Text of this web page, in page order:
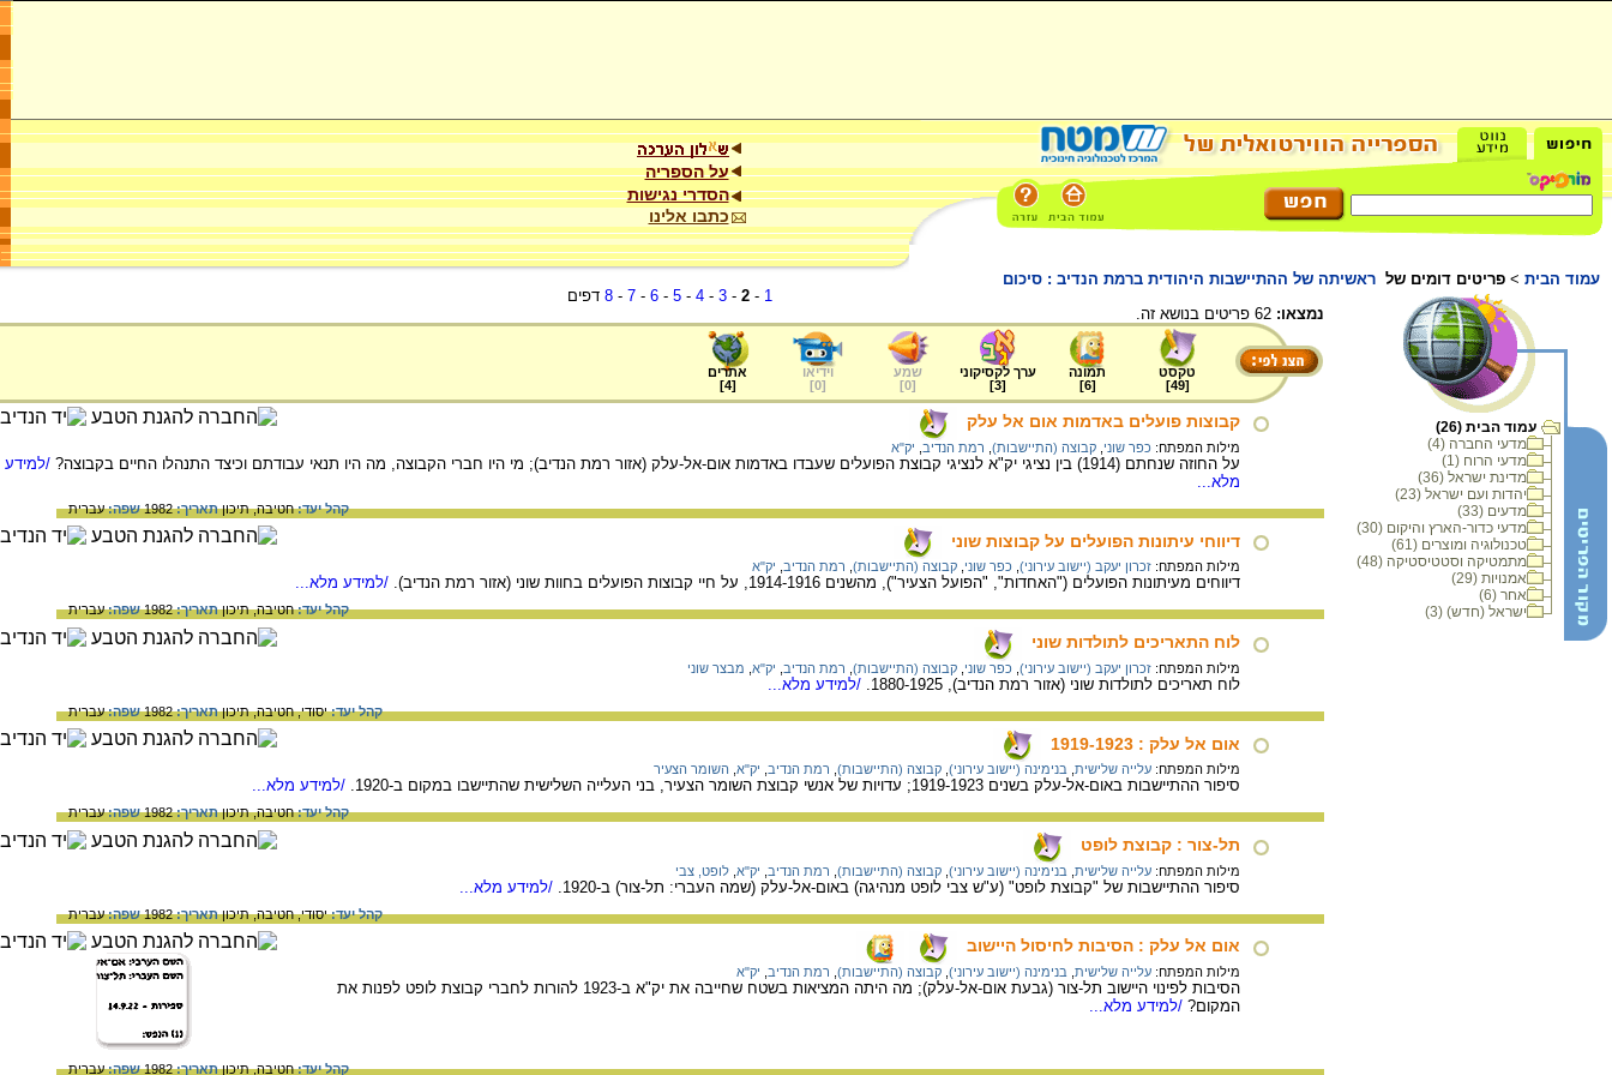
על הספריה
הסדרי נגישות
כתבו אלינו
עמוד הבית > פריטים דומים של ראשיתה של ההתיישבות היהודית ברמת הנדיב : סיכום
עמוד הבית (26)
מדעי החברה (4)
מדעי הרוח (1)
מדינת ישראל (36)
יהדות ועם ישראל (23)
מדעים (33)
מדעי כדור-הארץ והיקום (30)
טכנולוגיה ומוצרים (61)
מתמטיקה וסטטיסטיקה (48)
אמנויות (29)
אחר (6)
ישראל (חדש) (3)
1
-
2
-
3
-
4
-
5
-
6
-
7
-
8 דפים
נמצאו:
טקסט
[
49
]
תמונה
[
6
]
ערך לקסיקוני
[
3
]
שמע
[
0
]
וידיאו
[
0
]
אתרים
[
4
]
קבוצות פועלים באדמות אום אל עלק
מילות המפתח: כפר שוני קבוצה (התיישבות) רמת הנדיב יק"א
על החוזה שנחתם (1914) בין נציגי יק"א לנציגי קבוצת הפועלים שעבדו באדמות אום-אל-עלק (אזור רמת הנדיב); מי היו חברי הקבוצה, מה היו תנאי עבודתם וכיצד התנהלו החיים בקבוצה?
/למידע
מלא...
קהל יעד:חטיבה,תיכוןתאריך:1982 שפה:עברית
דיווחי עיתונות הפועלים על קבוצות שוני
מילות המפתח: זכרון יעקב (יישוב עירוני) כפר שוני קבוצה (התיישבות) רמת הנדיב יק"א
דיווחים מעיתונות הפועלים ("האחדות", "הפועל הצעיר"), מהשנים 1914-1916, על חיי קבוצות הפועלים בחוות שוני (אזור רמת הנדיב). /למידע מלא...
קהל יעד:חטיבה,תיכוןתאריך:1982 שפה:עברית
לוח התאריכים לתולדות שוני
מילות המפתח: זכרון יעקב (יישוב עירוני) כפר שוני קבוצה (התיישבות) רמת הנדיב יק"א מבצר שוני
לוח תאריכים לתולדות שוני (אזור רמת הנדיב), 1880-1925. /למידע מלא...
קהל יעד:יסודי,חטיבה,תיכוןתאריך:1982 שפה:עברית
אום אל עלק : 1919-1923
מילות המפתח: עלייה שלישית בנימינה (יישוב עירוני) קבוצה (התיישבות) רמת הנדיב יק"א השומר הצעיר
סיפור ההתיישבות באום-אל-עלק בשנים 1919-1923; עדויות של אנשי קבוצת השומר הצעיר, בני העלייה השלישית שהתיישבו במקום ב-1920. /למידע מלא...
קהל יעד:חטיבה,תיכוןתאריך:1982 שפה:עברית
תל-צור : קבוצת לופט
מילות המפתח: עלייה שלישית בנימינה (יישוב עירוני) קבוצה (התיישבות) רמת הנדיב יק"א לופט, צבי
סיפור ההתיישבות של "קבוצת לופט" (ע"ש צבי לופט מנהיגה) באום-אל-עלק (שמה העברי: תל-צור) ב-1920. /למידע מלא...
קהל יעד:יסודי,חטיבה,תיכוןתאריך:1982 שפה:עברית
אום אל עלק : הסיבות לחיסול היישוב
מילות המפתח: עלייה שלישית בנימינה (יישוב עירוני) קבוצה (התיישבות) רמת הנדיב יק"א
הסיבות לפינוי היישוב תל-צור (גבעת אום-אל-עלק); מה היתה המציאות בשטח שחייבה את יק"א ב-1923 להורות לחברי קבוצת לופט לפנות את
המקום? /למידע מלא...
קהל יעד:חטיבה,תיכוןתאריך:1982 שפה:עברית